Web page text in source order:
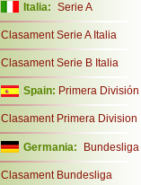
Italia: Serie A
Clasament Serie A Italia
Clasament Serie B Italia
Spain: Primera División
Clasament Primera Division
Germania: Bundesliga
Clasament Bundesliga